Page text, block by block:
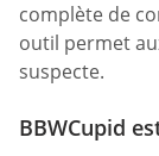
complète de
outil permet
suspecte.
BBWCupid